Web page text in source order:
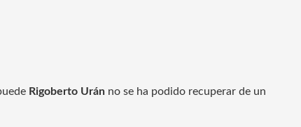
Rigoberto Urán no se ha podido recuperar de un